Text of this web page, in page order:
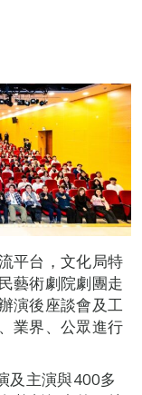
平台，文化局特
藝術劇院劇團走
演後座談會及工
業界、公眾進行
及主演與400多